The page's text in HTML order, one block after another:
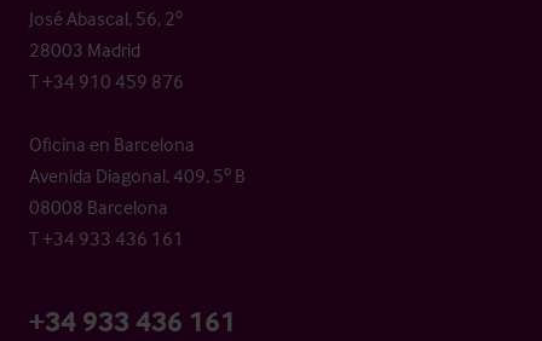
José Abascal, 56, 2º
28003 Madrid
T +34 910 459 876
Oficina en Barcelona
Avenida Diagonal, 409, 5º B
08008 Barcelona
T +34 933 436 161
+34 933 436 161